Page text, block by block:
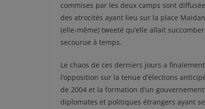
commises par les deux camps sont
des atrocités ayant lieu sur la place
(elle-même) tweeté qu’elle allait
secourue à temps.
Le chaos de ces derniers jours a
l’opposition sur la tenue d’élections
de 2004 et la formation d’un
diplomates et politiques étrangers ayant